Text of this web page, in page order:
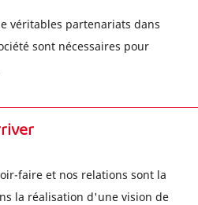
véritables partenariats dans
sont nécessaires pour
faire et nos relations sont la
la réalisation d'une vision de